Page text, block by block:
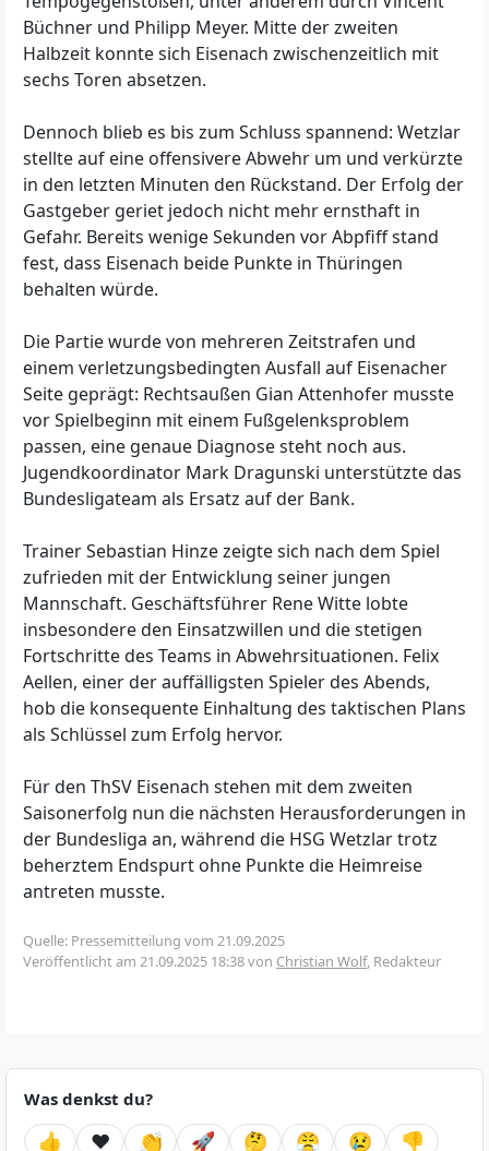
Büchner und Philipp Meyer. Mitte der zweiten
Halbzeit konnte sich Eisenach zwischenzeitlich mit
sechs Toren absetzen.
Dennoch blieb es bis zum Schluss spannend: Wetzlar
stellte auf eine offensivere Abwehr um und verkürzte
in den letzten Minuten den Rückstand. Der Erfolg der
Gastgeber geriet jedoch nicht mehr ernsthaft in
Gefahr. Bereits wenige Sekunden vor Abpfiff stand
fest, dass Eisenach beide Punkte in Thüringen
behalten würde.
Die Partie wurde von mehreren Zeitstrafen und
einem verletzungsbedingten Ausfall auf Eisenacher
Seite geprägt: Rechtsaußen Gian Attenhofer musste
vor Spielbeginn mit einem Fußgelenksproblem
passen, eine genaue Diagnose steht noch aus.
Jugendkoordinator Mark Dragunski unterstützte das
Bundesligateam als Ersatz auf der Bank.
Trainer Sebastian Hinze zeigte sich nach dem Spiel
zufrieden mit der Entwicklung seiner jungen
Mannschaft. Geschäftsführer Rene Witte lobte
insbesondere den Einsatzwillen und die stetigen
Fortschritte des Teams in Abwehrsituationen. Felix
Aellen, einer der auffälligsten Spieler des Abends,
hob die konsequente Einhaltung des taktischen Plans
als Schlüssel zum Erfolg hervor.
Für den ThSV Eisenach stehen mit dem zweiten
Saisonerfolg nun die nächsten Herausforderungen in
der Bundesliga an, während die HSG Wetzlar trotz
beherztem Endspurt ohne Punkte die Heimreise
antreten musste.
Quelle: Pressemitteilung vom 21.09.2025
Veröffentlicht am 21.09.2025 18:38von Christian Wolf, Redakteur
Was denkst du?
👍 ❤️ 👏 🚀 🤔 😤 😢 👎